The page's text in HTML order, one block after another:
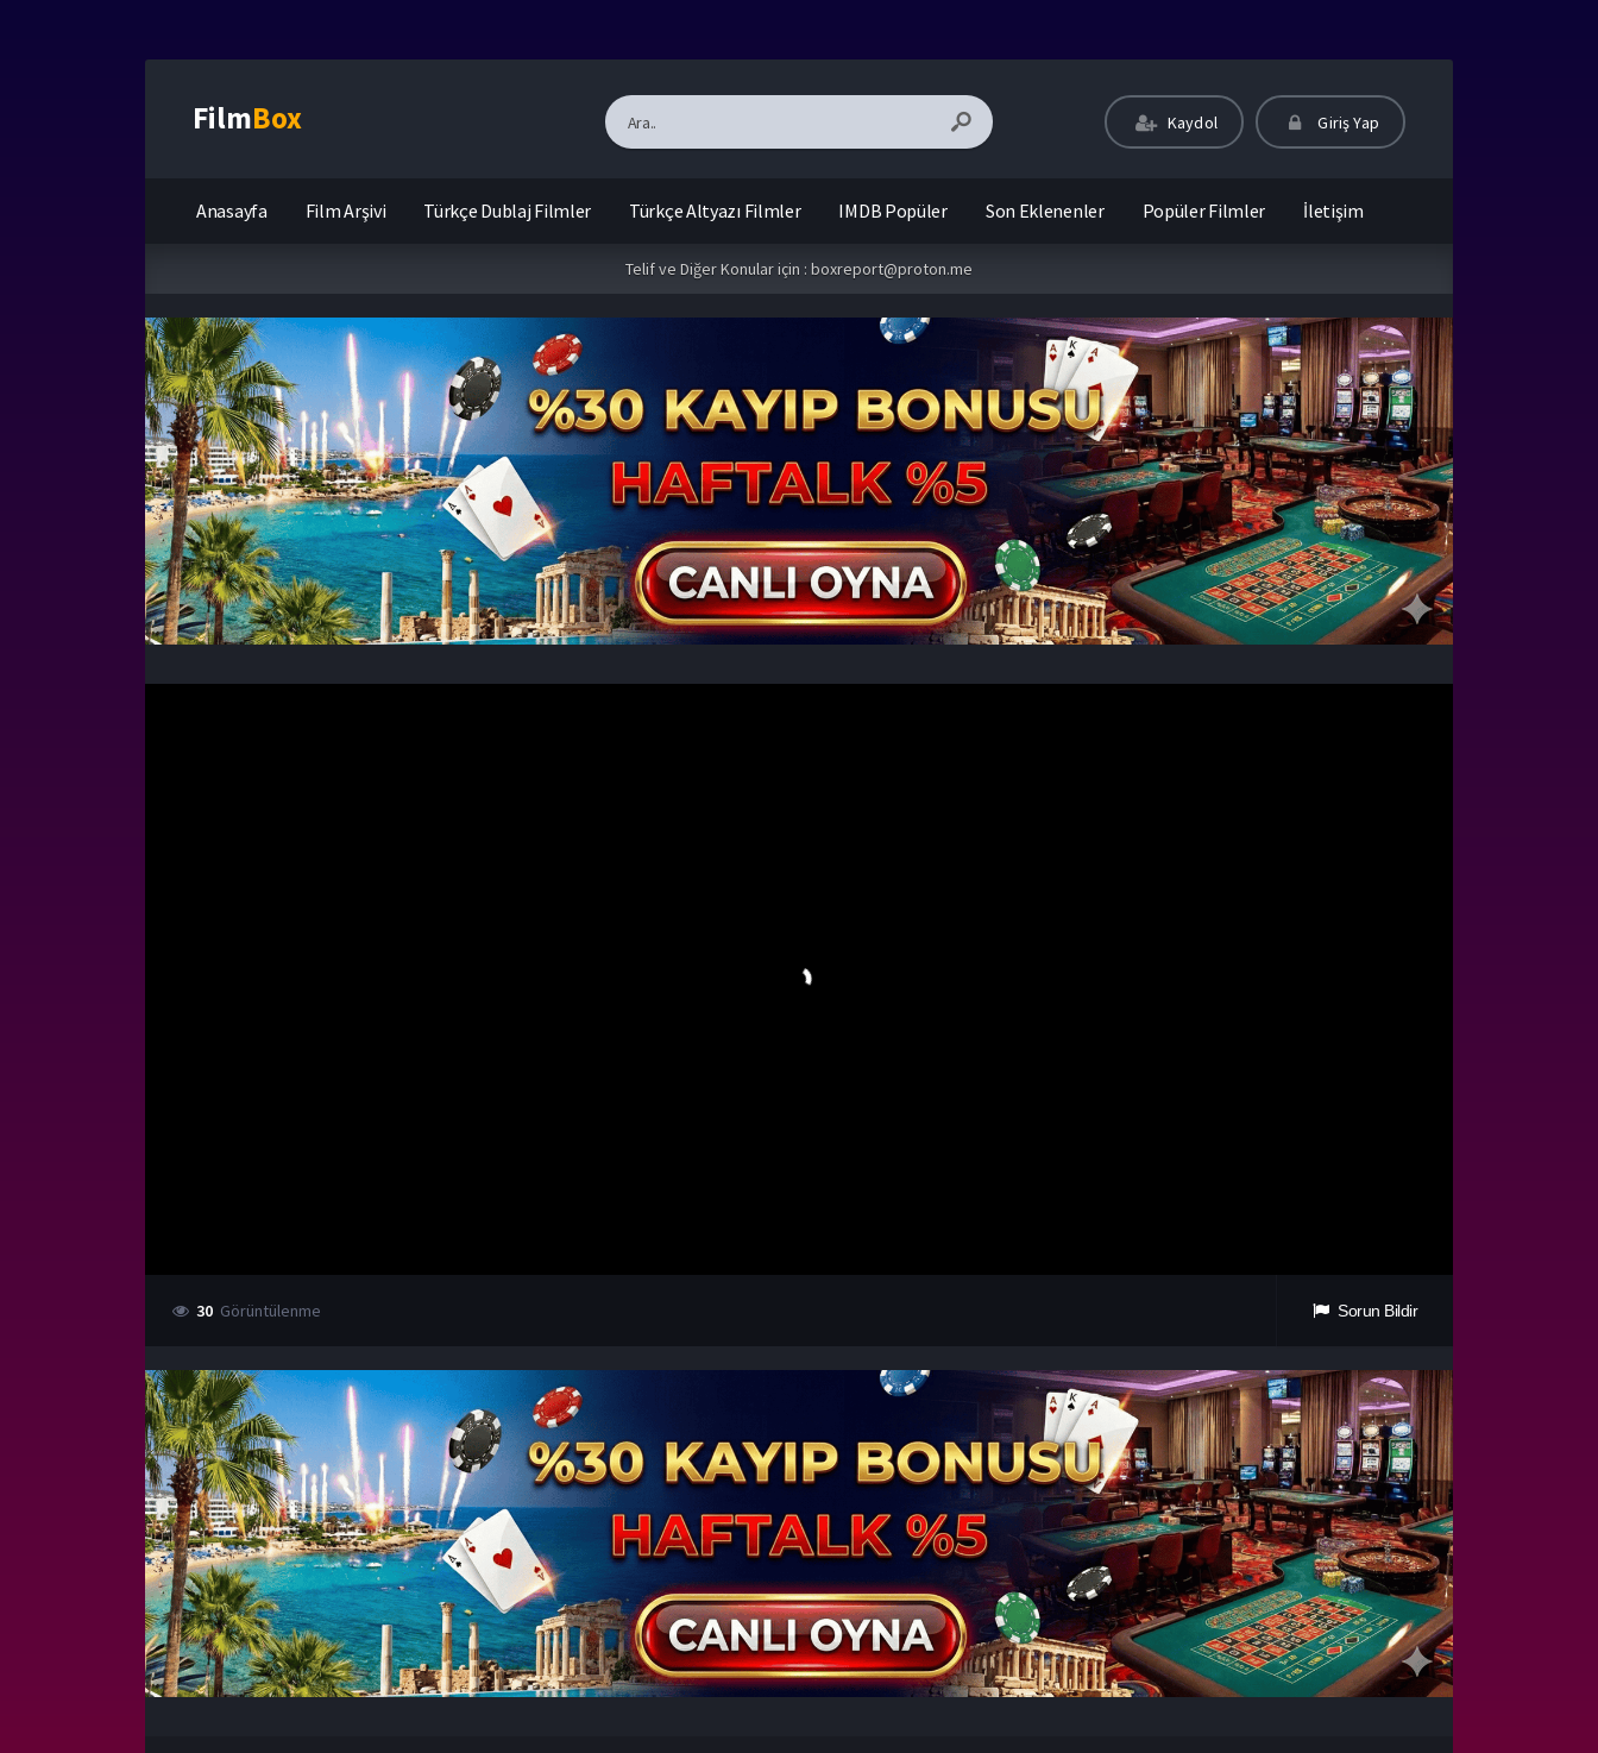
FilmBox Kaydol Giriş Yap
Anasayfa Film Arşivi Türkçe Dublaj Filmler Türkçe Altyazı Filmler IMDB Popüler Son Eklenenler Popüler Filmler İletişim
Telif ve Diğer Konular için : boxreport@proton.me
30 Görüntülenme Sorun Bildir